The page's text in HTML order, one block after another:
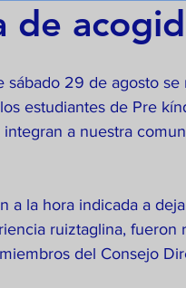
de
sábado 29 de agosto
estudiantes de Pre
a nuestra
a la hora indicada a
ruiztaglina,
del Consejo